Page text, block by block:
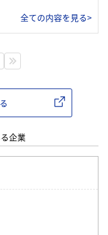
全ての内容を見る>
企業